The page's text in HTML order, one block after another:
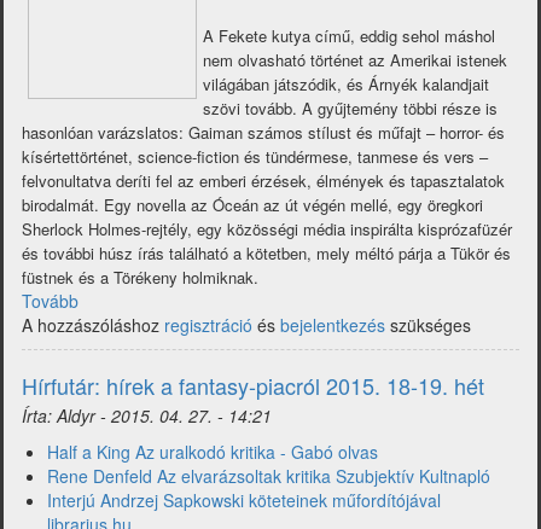
A Fekete kutya című, eddig sehol máshol
nem olvasható történet az Amerikai istenek
világában játszódik, és Árnyék kalandjait
szövi tovább. A gyűjtemény többi része is
hasonlóan varázslatos: Gaiman számos stílust és műfajt – horror- és
kísértettörténet, science-fiction és tündérmese, tanmese és vers –
felvonultatva deríti fel az emberi érzések, élmények és tapasztalatok
birodalmát. Egy novella az Óceán az út végén mellé, egy öregkori
Sherlock Holmes-rejtély, egy közösségi média inspirálta kisprózafüzér
és további húsz írás található a kötetben, mely méltó párja a Tükör és
füstnek és a Törékeny holmiknak.
Tovább
Gaiman:
Felkavaró
tartalom)
A hozzászóláshoz regisztráció és bejelentkezés szükséges
Hírfutár: hírek a fantasy-piacról 2015. 18-19. hét
Írta:Aldyr- 2015. 04. 27. - 14:21
Half a King Az uralkodó kritika - Gabó olvas
Rene Denfeld Az elvarázsoltak kritika Szubjektív Kultnapló
Interjú Andrzej Sapkowski köteteinek műfordítójával
librarius.hu